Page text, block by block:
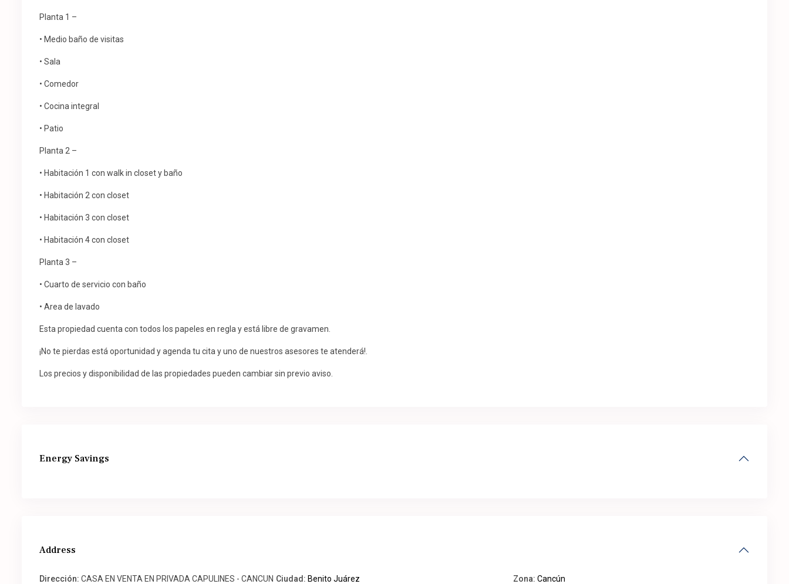
Planta 1 –
• Medio baño de visitas
• Sala
• Comedor
• Cocina integral
• Patio
Planta 2 –
• Habitación 1 con walk in closet y baño
• Habitación 2 con closet
• Habitación 3 con closet
• Habitación 4 con closet
Planta 3 –
• Cuarto de servicio con baño
• Area de lavado
Esta propiedad cuenta con todos los papeles en regla y está libre de gravamen.
¡No te pierdas está oportunidad y agenda tu cita y uno de nuestros asesores te atenderá!.
Los precios y disponibilidad de las propiedades pueden cambiar sin previo aviso.
Energy Savings
Address
Dirección: CASA EN VENTA EN PRIVADA CAPULINES - CANCUN Ciudad: Benito Juárez Zona: Cancún